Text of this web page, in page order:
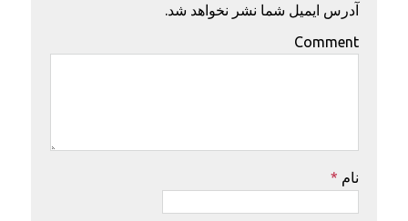
آدرس ایمیل شما نشر نخواهد شد.
Comment
نام *